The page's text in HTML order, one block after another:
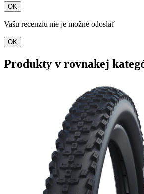
OK
Vašu recenziu nie je možné odoslať
OK
Produkty v rovnakej